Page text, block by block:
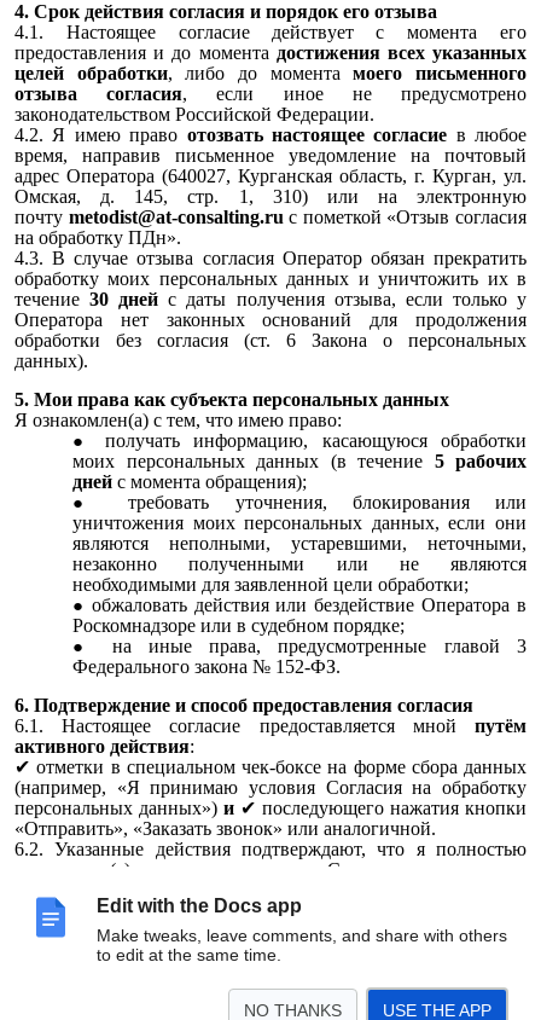
Edit with the Docs app
Make tweaks, leave comments, and share with others
to edit at the same time.
NO THANKS USE THE APP
4. Срок действия согласия и порядок его отзыва
4.1. Настоящее согласие действует с момента его
предоставления и до момента достижения всех указанных
целей обработки, либо до моментамоего письменного
отзыва согласия, если иное не предусмотрено
законодательством Российской Федерации.
4.2. Я имею право отозвать настоящее согласие в любое
время, направив письменное уведомление на почтовый
адрес Оператора (640027, Курганская область, г. Курган, ул.
Омская, д. 145, стр. 1, 310) или на электронную
почту metodist@at-consalting.ru с пометкой «Отзыв согласия
на обработку ПДн».
4.3. В случае отзыва согласия Оператор обязан прекратить
обработку моих персональных данных и уничтожить их в
течение30 дней с даты получения отзыва, если только у
Оператора нет законных оснований для продолжения
обработки без согласия (ст. 6 Закона о персональных
данных).
5. Мои права как субъекта персональных данных
Я ознакомлен(а) с тем, что имею право:
получать информацию, касающуюся обработки
моих персональных данных (в течение 5 рабочих
дней с момента обращения);
требовать уточнения, блокирования или
уничтожения моих персональных данных, если они
являются неполными, устаревшими, неточными,
незаконно полученными или не являются
необходимыми для заявленной цели обработки;
обжаловать действия или бездействие Оператора в
Роскомнадзоре или в судебном порядке;
на иные права, предусмотренные главой 3
Федерального закона № 152-ФЗ.
6. Подтверждение и способ предоставления согласия
6.1. Настоящее согласие предоставляется мной путём
активного действия:
✔ отметки в специальном чек-боксе на форме сбора данных
(например, «Я принимаю условия Согласия на обработку
персональных данных») и ✔ последующего нажатия кнопки
«Отправить», «Заказать звонок» или аналогичной.
6.2. Указанные действия подтверждают, что я полностью
ознакомлен(а) с текстом настоящего Согласия, понимаю его
персональных данных в указанных целях.
6.3. Согласие не является частью Пользовательского
соглашенияили любого иного документа. Оно представляет
http://20-часовая-программа.рф/